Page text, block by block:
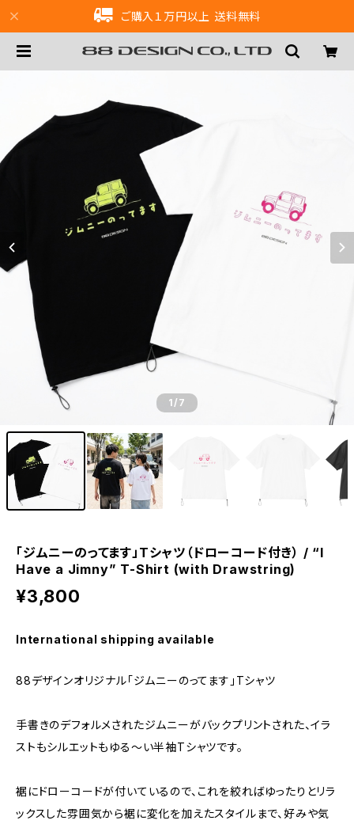
ご購入１万円以上 送料無料
1/7
「ジムニーのってます」Tシャツ（ドローコード付き） / “I
Have a Jimny” T-Shirt (with Drawstring)
¥3,800
International shipping available
88デザインオリジナル「ジムニーのってます」Tシャツ
手書きのデフォルメされたジムニーがバックプリントされた、イラ
ストもシルエットもゆる〜い半袖Tシャツです。
裾にドローコードが付いているので、これを絞ればゆったりとリラ
ックスした雰囲気から裾に変化を加えたスタイルまで、好みや気